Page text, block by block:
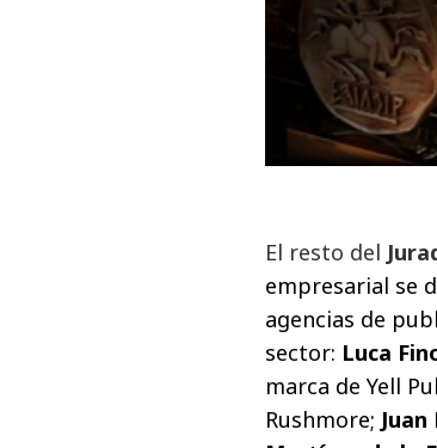
El resto del
empresarial se
agencias de
sector: Luca
marca de Yell
Rushmore;